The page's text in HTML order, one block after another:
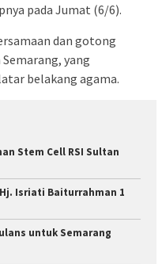
pada Jumat (6/6).
dan gotong
yang
belakang agama.
Stem Cell RSI Sultan
Isriati Baiturrahman 1
untuk Semarang